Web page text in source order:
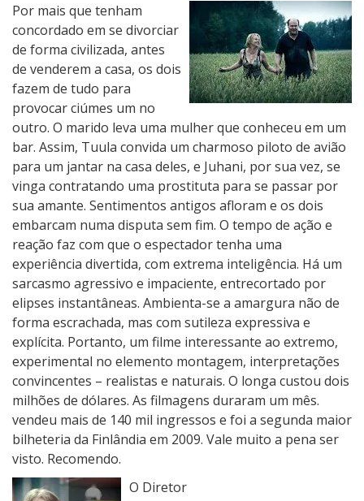
Por mais que tenham
concordado em se divorciar
de forma civilizada, antes
de venderem a casa, os dois
fazem de tudo para
provocar ciúmes um no
outro. O marido leva uma mulher que conheceu em um
bar. Assim, Tuula convida um charmoso piloto de avião
para um jantar na casa deles, e Juhani, por sua vez, se
vinga contratando uma prostituta para se passar por
sua amante. Sentimentos antigos afloram e os dois
embarcam numa disputa sem fim. O tempo de ação e
reação faz com que o espectador tenha uma
experiência divertida, com extrema inteligência. Há um
sarcasmo agressivo e impaciente, entrecortado por
elipses instantâneas. Ambienta-se a amargura não de
forma escrachada, mas com sutileza expressiva e
explícita. Portanto, um filme interessante ao extremo,
experimental no elemento montagem, interpretações
convincentes – realistas e naturais. O longa custou dois
milhões de dólares. As filmagens duraram um mês.
vendeu mais de 140 mil ingressos e foi a segunda maior
bilheteria da Finlândia em 2009. Vale muito a pena ser
visto. Recomendo.
O Diretor